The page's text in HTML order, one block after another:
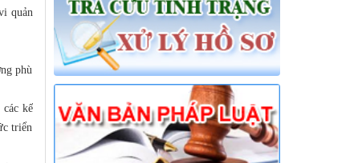
quản
phù
kế
triển